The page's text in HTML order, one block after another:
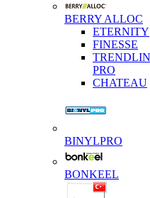
BERRY ALLOC
ETERNITY
FINESSE
PRO
CHATEAU
BINYLPRO
BONKEEL